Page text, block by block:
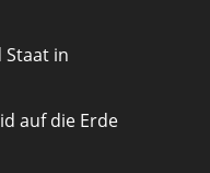
Staat in
auf die Erde